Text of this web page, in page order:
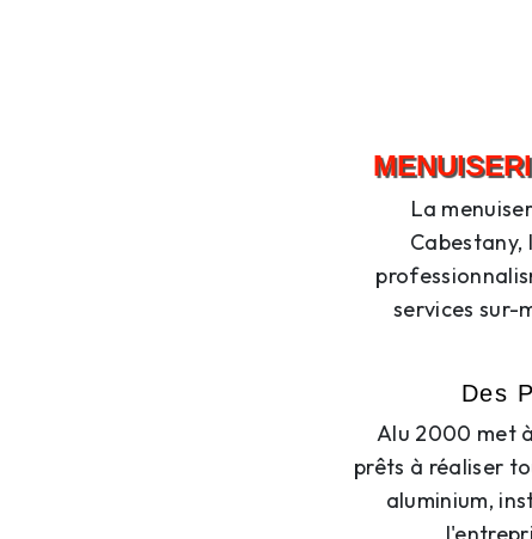
La
services sur-
Des
Alu 2000 met
prêts à réaliser
aluminium,